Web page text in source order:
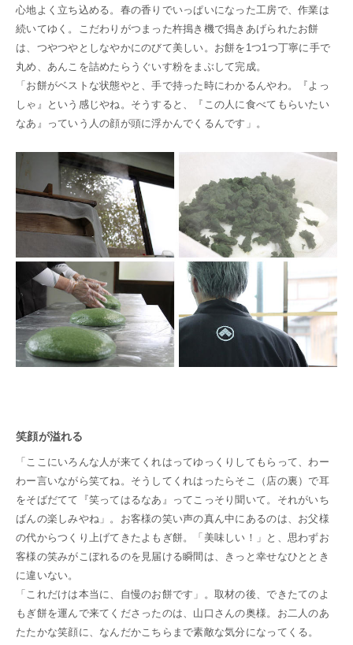
心地よく立ち込める。春の香りでいっぱいになった工房で、作業は
続いてゆく。こだわりがつまった杵搗き機で搗きあげられたお餅
は、つやつやとしなやかにのびて美しい。お餅を1つ1つ丁寧に手で
丸め、あんこを詰めたらうぐいす粉をまぶして完成。
「お餅がベストな状態やと、手で持った時にわかるんやわ。『よっ
しゃ』という感じやね。そうすると、『この人に食べてもらいたい
なあ』っていう人の顔が頭に浮かんでくるんです」。
笑顔が溢れる
「ここにいろんな人が来てくれはってゆっくりしてもらって、わー
わー言いながら笑てね。そうしてくれはったらそこ（店の裏）で耳
をそばだてて『笑ってはるなあ』ってこっそり聞いて。それがいち
ばんの楽しみやね」。お客様の笑い声の真ん中にあるのは、お父様
の代からつくり上げてきたよもぎ餅。「美味しい！」と、思わずお
客様の笑みがこぼれるのを見届ける瞬間は、きっと幸せなひととき
に違いない。
「これだけは本当に、自慢のお餅です」。取材の後、できたてのよ
もぎ餅を運んで来てくださったのは、山口さんの奥様。お二人のあ
たたかな笑顔に、なんだかこちらまで素敵な気分になってくる。